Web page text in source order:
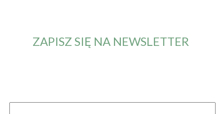
ZAPISZ SIĘ NA NEWSLETTER